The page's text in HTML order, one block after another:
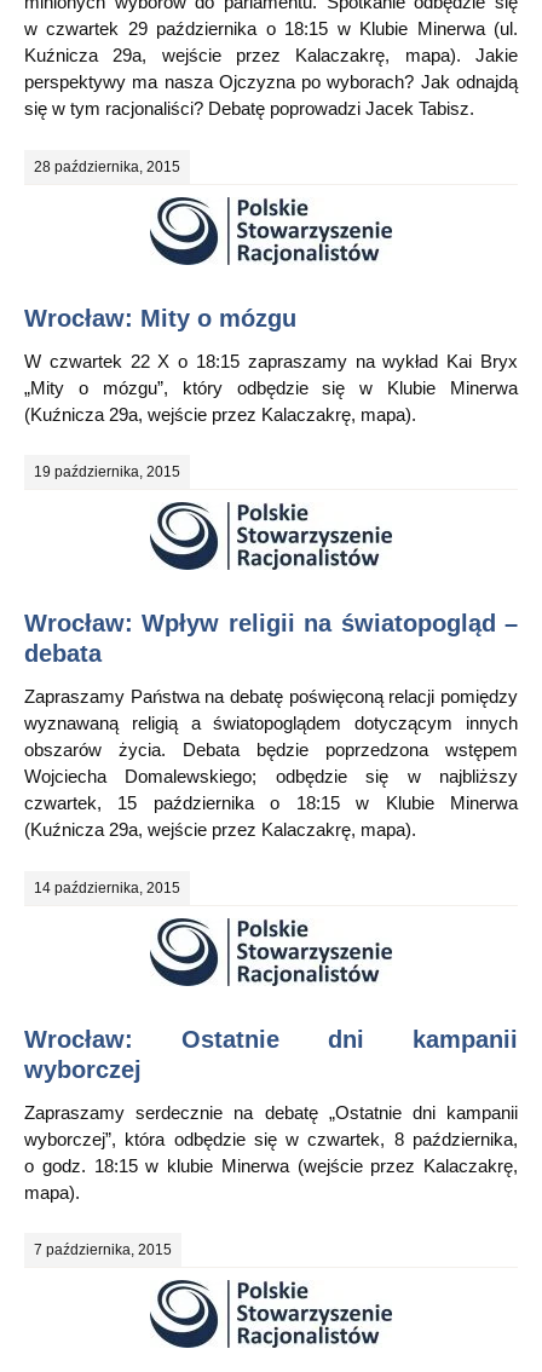
w czwartek 29 października o 18:15 w Klubie Minerwa (ul.
Kuźnicza 29a, wejście przez Kalaczakrę, mapa). Jakie
perspektywy ma nasza Ojczyzna po wyborach? Jak odnajdą
się w tym racjonaliści? Debatę poprowadzi Jacek Tabisz.
28 października, 2015
Wrocław: Mity o mózgu
W czwartek 22 X o 18:15 zapraszamy na wykład Kai Bryx
„Mity o mózgu”, który odbędzie się w Klubie Minerwa
(Kuźnicza 29a, wejście przez Kalaczakrę, mapa).
19 października, 2015
Wrocław: Wpływ religii na światopogląd –
debata
Zapraszamy Państwa na debatę poświęconą relacji pomiędzy
wyznawaną religią a światopoglądem dotyczącym innych
obszarów życia. Debata będzie poprzedzona wstępem
Wojciecha Domalewskiego; odbędzie się w najbliższy
czwartek, 15 października o 18:15 w Klubie Minerwa
(Kuźnicza 29a, wejście przez Kalaczakrę, mapa).
14 października, 2015
Wrocław: Ostatnie dni kampanii
wyborczej
Zapraszamy serdecznie na debatę „Ostatnie dni kampanii
wyborczej”, która odbędzie się w czwartek, 8 października,
o godz. 18:15 w klubie Minerwa (wejście przez Kalaczakrę,
mapa).
7 października, 2015